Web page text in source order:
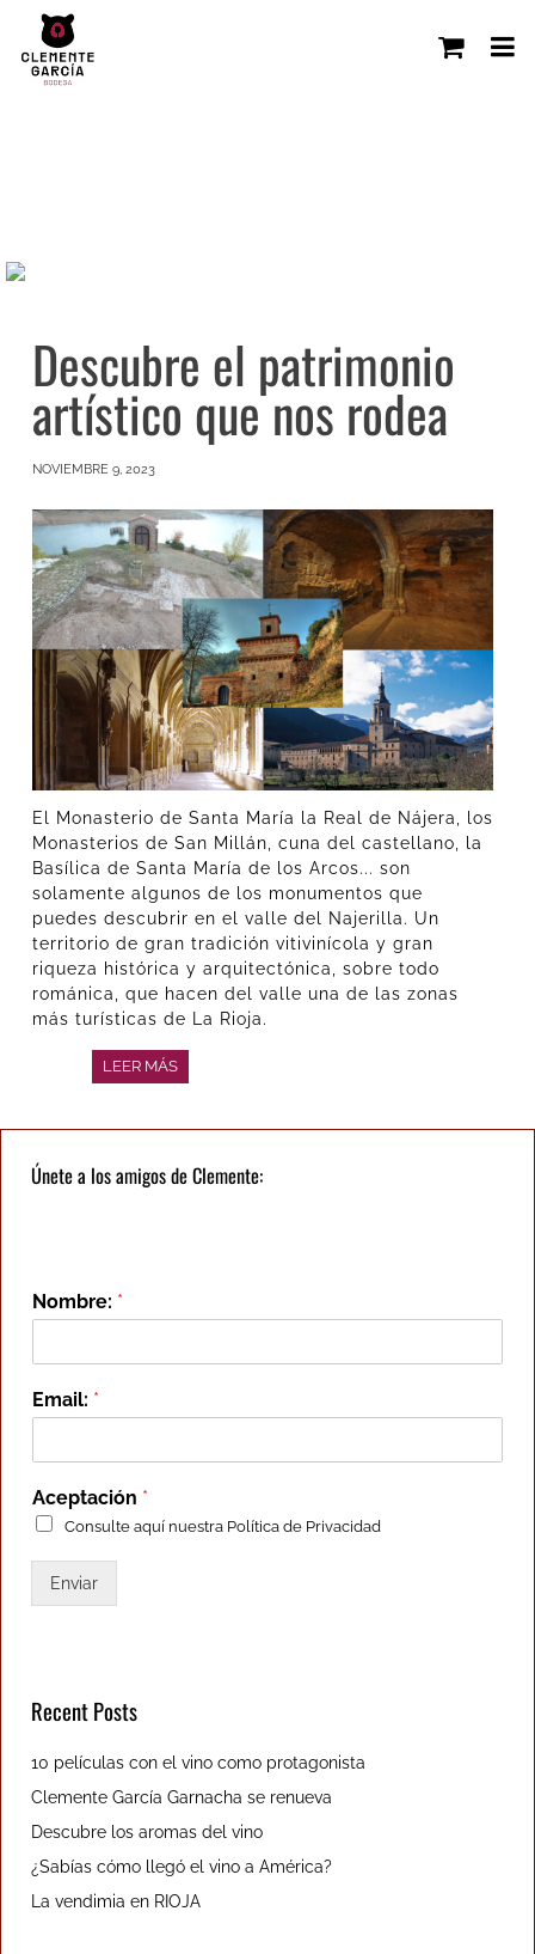
Descubre el patrimonio
artístico que nos rodea
NOVIEMBRE 9, 2023
El Monasterio de Santa María la Real de Nájera, los
Monasterios de San Millán, cuna del castellano, la
Basílica de Santa María de los Arcos... son
solamente algunos de los monumentos que
puedes descubrir en el valle del Najerilla. Un
territorio de gran tradición vitivinícola y gran
riqueza histórica y arquitectónica, sobre todo
románica, que hacen del valle una de las zonas
más turísticas de La Rioja.
LEER MÁS
Únete a los amigos de Clemente:
Nombre: *
Email: *
Aceptación *
Consulte aquí nuestra Política de Privacidad
Enviar
Recent Posts
10 películas con el vino como protagonista
Clemente García Garnacha se renueva
Descubre los aromas del vino
¿Sabías cómo llegó el vino a América?
La vendimia en RIOJA